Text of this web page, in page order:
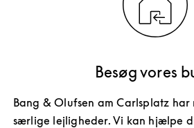
Besøg vores
Bang & Olufsen am Carlsplatz
særlige lejligheder. Vi kan hjælpe